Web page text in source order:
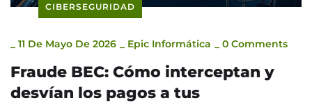
CIBERSEGURIDAD
11 De Mayo De 2026 Epic Informática 0 Comments
Fraude BEC: Cómo interceptan y
desvían los pagos a tus